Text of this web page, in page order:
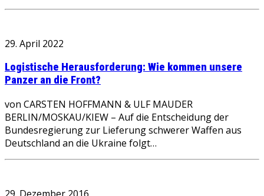
29. April 2022
Logistische Herausforderung: Wie kommen unsere
Panzer an die Front?
von CARSTEN HOFFMANN & ULF MAUDER
BERLIN/MOSKAU/KIEW – Auf die Entscheidung der
Bundesregierung zur Lieferung schwerer Waffen aus
Deutschland an die Ukraine folgt…